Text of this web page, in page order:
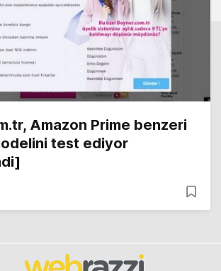
Amazon Prime benzeri
test ediyor